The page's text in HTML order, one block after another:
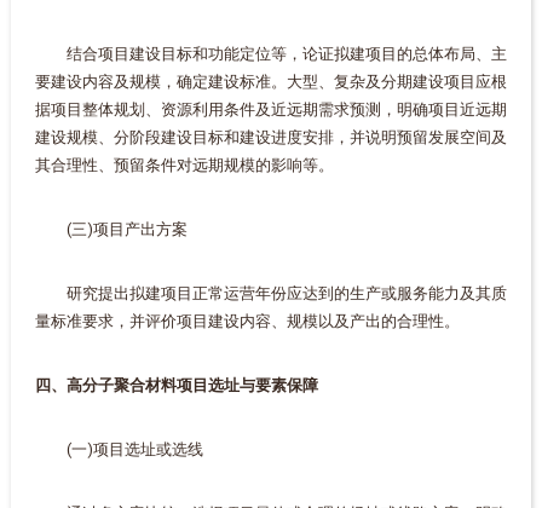
结合项目建设目标和功能定位等，论证拟建项目的总体布局、主
要建设内容及规模，确定建设标准。大型、复杂及分期建设项目应根
据项目整体规划、资源利用条件及近远期需求预测，明确项目近远期
建设规模、分阶段建设目标和建设进度安排，并说明预留发展空间及
其合理性、预留条件对远期规模的影响等。
(三)项目产出方案
研究提出拟建项目正常运营年份应达到的生产或服务能力及其质
量标准要求，并评价项目建设内容、规模以及产出的合理性。
四、高分子聚合材料项目选址与要素保障
(一)项目选址或选线